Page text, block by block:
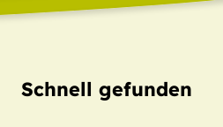
Schnell gefunden